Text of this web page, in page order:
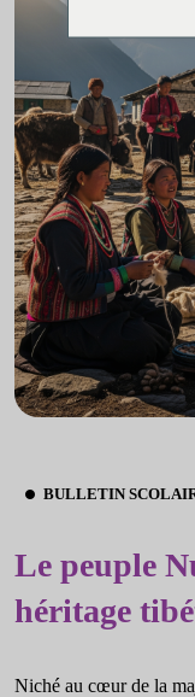
BULLETIN
Le peuple
héritage
Niché au cœur de la